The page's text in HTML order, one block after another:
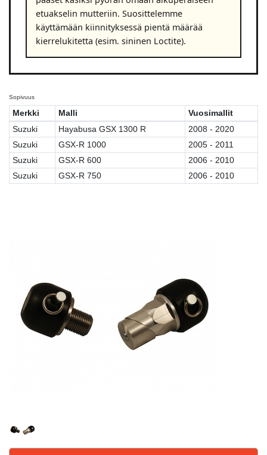
etuakselin mutteriin. Suosittelemme
käyttämään kiinnityksessä pientä määrää
kierrelukitetta (esim. sininen Loctite).
Sopivuus
Merkki Malli
Vuosimallit
Suzuki
Hayabusa GSX 1300 R
2008 - 2020
Suzuki
GSX-R 1000
2005 - 2011
Suzuki
GSX-R 600
2006 - 2010
Suzuki
GSX-R 750 2006 - 2010